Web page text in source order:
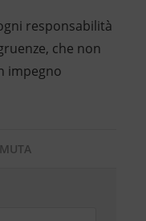
responsabilità
che non
impegno